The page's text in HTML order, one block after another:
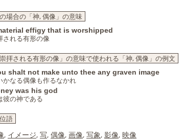
場合の「神, 偶像」の意味
effigy that is worshipped
される有形の像
崇拝される有形の像」の意味で使われる「神, 偶像」の例文
shalt not make unto thee any graven image
かなる偶像も作るなかれ
was his god
彼の神である
語
, イメージ, 写, 偶像, 画像, 写象, 影像, 映像